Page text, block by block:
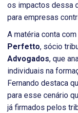
os impactos dessa
para empresas
A matéria conta
Perfetto, sócio
Advogados, que
individuais na
Fernando destaca
para esse cenário
já firmados pelos